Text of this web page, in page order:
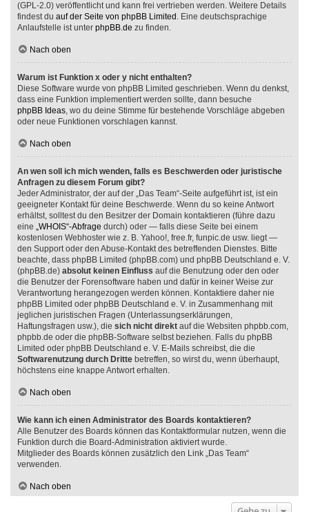
(GPL-2.0) veröffentlicht und kann frei vertrieben werden. Weitere Details
findest du auf der Seite von phpBB Limited . Eine deutschsprachige
Anlaufstelle ist unter phpBB.de zu finden.
Nach oben
Warum ist Funktion x oder y nicht enthalten?
Diese Software wurde von phpBB Limited geschrieben. Wenn du denkst,
dass eine Funktion implementiert werden sollte, dann besuche
phpBB Ideas, wo du deine Stimme für bestehende Vorschläge abgeben
oder neue Funktionen vorschlagen kannst.
Nach oben
An wen soll ich mich wenden, falls es Beschwerden oder juristische
Anfragen zu diesem Forum gibt?
Jeder Administrator, der auf der „Das Team“-Seite aufgeführt ist, ist ein
geeigneter Kontakt für deine Beschwerde. Wenn du so keine Antwort
erhältst, solltest du den Besitzer der Domain kontaktieren (führe dazu
eine „WHOIS“-Abfrage durch) oder — falls diese Seite bei einem
kostenlosen Webhoster wie z. B. Yahoo!, free.fr, funpic.de usw. liegt —
den Support oder den Abuse-Kontakt des betreffenden Dienstes. Bitte
beachte, dass phpBB Limited (phpBB.com) und phpBB Deutschland e. V.
(phpBB.de) absolut keinen Einfluss auf die Benutzung oder den oder
die Benutzer der Forensoftware haben und dafür in keiner Weise zur
Verantwortung herangezogen werden können. Kontaktiere daher nie
phpBB Limited oder phpBB Deutschland e. V. in Zusammenhang mit
jeglichen juristischen Fragen (Unterlassungserklärungen,
Haftungsfragen usw.), die sich nicht direkt auf die Websiten phpbb.com,
phpbb.de oder die phpBB-Software selbst beziehen. Falls du phpBB
Limited oder phpBB Deutschland e. V. E-Mails schreibst, die die
Softwarenutzung durch Dritte betreffen, so wirst du, wenn überhaupt,
höchstens eine knappe Antwort erhalten.
Nach oben
Wie kann ich einen Administrator des Boards kontaktieren?
Alle Benutzer des Boards können das Kontaktformular nutzen, wenn die
Funktion durch die Board-Administration aktiviert wurde.
Mitglieder des Boards können zusätzlich den Link „Das Team“
verwenden.
Nach oben